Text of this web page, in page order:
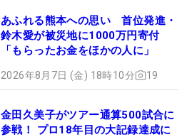
あふれる熊本への思い 首位発進・
鈴木愛が被災地に1000万円寄付
「もらったお金をほかの人に」
2026年8月7日 (金) 18時10分 19
金田久美子がツアー通算500試合に
参戦！ プロ18年目の大記録達成に